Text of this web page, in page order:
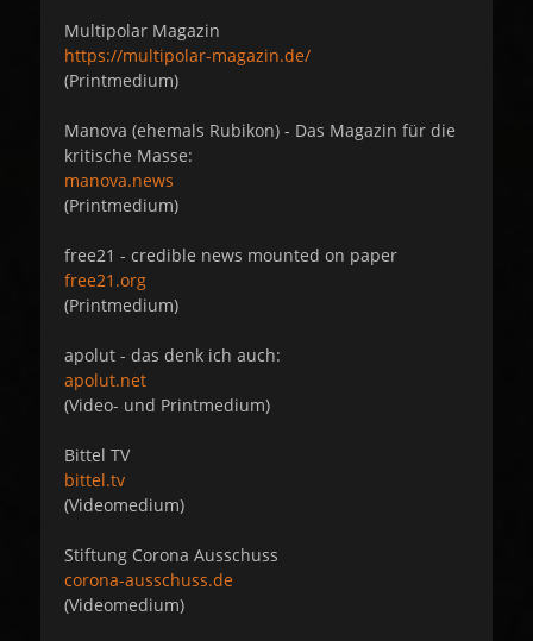
Multipolar Magazin
https://multipolar-magazin.de/
(Printmedium)
Manova (ehemals Rubikon) - Das Magazin für die
kritische Masse:
manova.news
(Printmedium)
free21 - credible news mounted on paper
free21.org
(Printmedium)
apolut - das denk ich auch:
apolut.net
(Video- und Printmedium)
Bittel TV
bittel.tv
(Videomedium)
Stiftung Corona Ausschuss
corona-ausschuss.de
(Videomedium)